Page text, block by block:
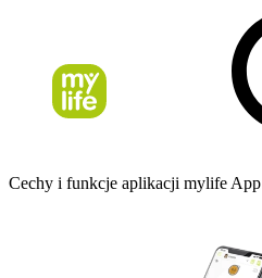
Cechy i funkcje aplikacji mylife App